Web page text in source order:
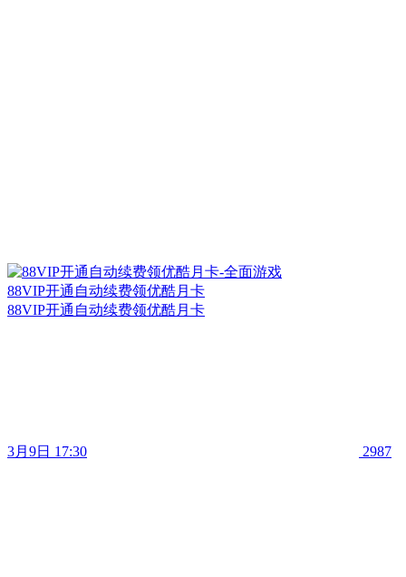
88VIP开通自动续费领优酷月卡
88VIP开通自动续费领优酷月卡
3月9日 17:30 2987